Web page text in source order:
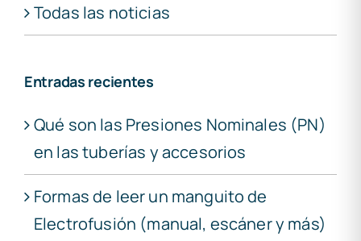
Todas las noticias
Entradas recientes
Qué son las Presiones Nominales (PN)
en las tuberías y accesorios
Formas de leer un manguito de
Electrofusión (manual, escáner y más)